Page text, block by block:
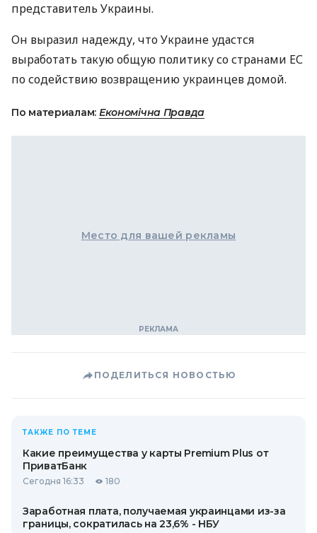
представитель Украины.
Он выразил надежду, что Украине удастся
выработать такую ​​общую политику со странами ЕС
по содействию возвращению украинцев домой.
По материалам: Економічна Правда
Место для вашей рекламы
ПОДЕЛИТЬСЯ НОВОСТЬЮ
ТАКЖЕ ПО ТЕМЕ
Какие преимущества у карты Premium Plus от
ПриватБанк
Сегодня 16:33 180
Заработная плата, получаемая украинцами из-за
границы, сократилась на 23,6% - НБУ